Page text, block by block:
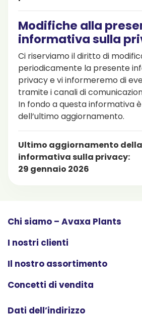
Modifiche alla
informativa sulla
Ci riserviamo il diritto di
periodicamente la presente
privacy e vi informeremo di
tramite i canali di
In fondo a questa informativa
dell’ultimo aggiornamento.
Ultimo aggiornamento
informativa sulla privacy:
29 gennaio 2026
Chi siamo – Avaxa Plants
I nostri clienti
Il nostro assortimento
Concetti di vendita
Dati dell’indirizzo